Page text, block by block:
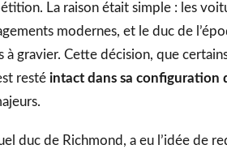
La raison était simple : les
modernes, et le duc de
gravier. Cette décision, que
resté intact dans sa configuration
duc de Richmond, a eu l’idée de